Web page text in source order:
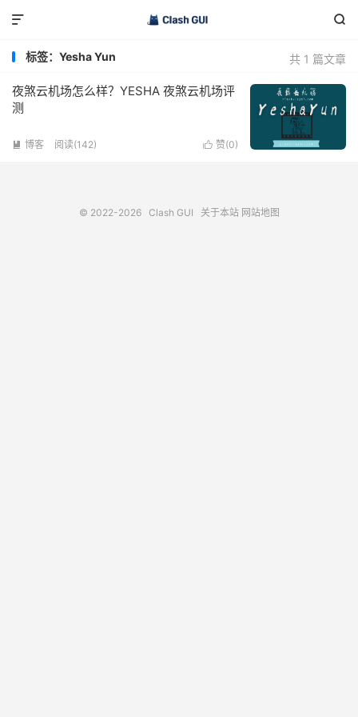


共 1 篇文章
标签：Yesha Yun
夜煞云机场怎么样？YESHA 夜煞云机场评
测
 赞(0)
 博客 阅读(142)
© 2022-2026 Clash GUI 关于本站 网站地图